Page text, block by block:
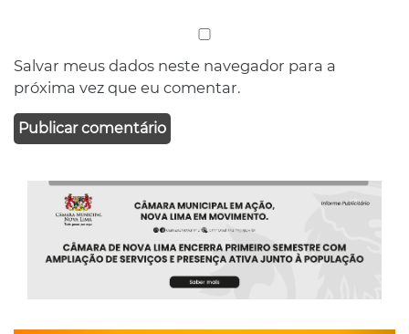
Salvar meus dados neste navegador para a
próxima vez que eu comentar.